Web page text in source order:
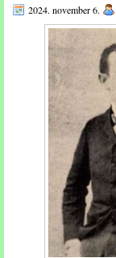
2024. november 6.